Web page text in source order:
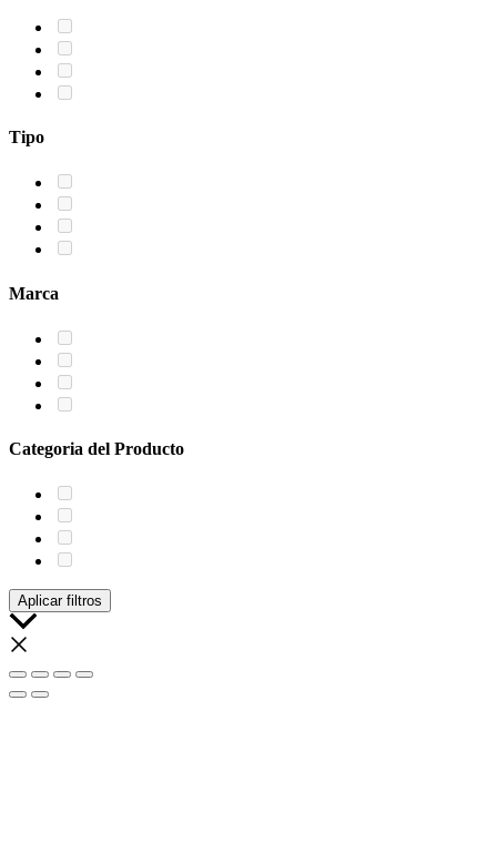
Tipo
Marca
Categoria del Producto
Aplicar filtros